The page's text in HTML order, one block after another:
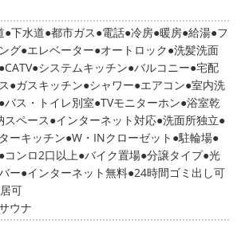
下水道 都市ガス 電話 冷房 暖房 給湯 フ
グ エレベーター オートロック 洗髪洗面
CATV システムキッチン バルコニー 宅配
ガスキッチン シャワー エアコン 室内洗
バス・トイレ別室 TVモニターホン 浴室乾
スペース インターネット対応 洗面所独立
ーキッチン W・INクローゼット 駐輪場
コンロ2口以上 バイク置場 分譲タイプ 光
ー インターネット無料 24時間ゴミ出し可
可
ウナ